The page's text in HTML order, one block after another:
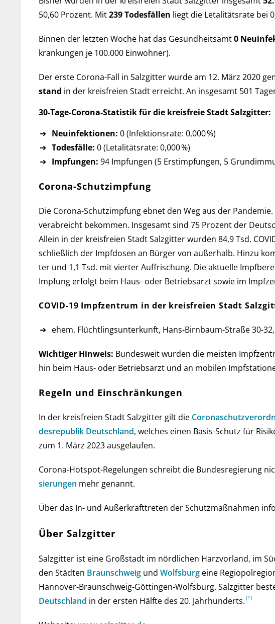
50,60 Pro­zent. Mit239 Todes­fällen liegt die Let­a­li­täts­rate bei
Binnen der letzten Woche hat das Ge­sund­heits­amt0
kran­kun­gen je 100.000 Ein­wohner).
Der erste Corona-Fall in Salzgitter wurde am 12. März 2020
stand in der kreis­freien Stadt er­reicht. An ins­ge­samt 501
30-Tage-Corona-Statistik für die kreis­freie Stadt Salzgitter:
Neuinfektionen: 0 (Infektionsrate: 0,000 %)
Todesfälle: 0 (Letalitätsrate: 0,000 %)
Impfungen: 94 Impfungen (5 Erst­imp­fun­gen, 5
Corona-Schutzimpfung
Die Corona-Schutzimpfung ebnet den Weg aus der
ver­ab­reicht be­kommen. Ins­ge­samt sind 75 Pro­zent der
Allein in der kreis­freien Stadt Salzgitter wur­den 84,9 Tsd.
schließ­lich der Impf­do­sen an Bür­ger von außerhalb. Hinzu
ter und 1,1 Tsd. mit vier­ter Auf­frischung. Die aktu­elle
Imp­fung er­folgt beim Haus- oder Betriebs­arzt so­wie im
COVID-19 Impfzentrum in der kreis­freien Stadt
ehem. Flüchtlingsunterkunft, Hans-Birnbaum-Straße 30-
Wichtiger Hinweis: Bundesweit wurden die meisten
hin beim Haus- oder Betriebs­arzt und an mobilen
Regeln und Einschränkungen
In der kreis­freien Stadt Salzgitter gilt die
des­re­pub­lik Deutsch­land, wel­ches einen Basis-Schutz für
zum 1. März 2023 ausgelaufen.
Corona-Hot­spot-Regelungen schreibt die Bun­des­re­gie­rung
sie­run­gen mehr genannt.
Über das In- und Außer­kraft­treten der Schutz­maß­nahmen
Über Salzgitter
Salzgitter ist eine Großstadt im nördlichen Harzvorland, im
den Städten Braunschweig und Wolfsburg eine
Hannover-Braunschweig-Göttingen-Wolfsburg. Salzgitter
Deutschland in der ersten Hälfte des 20. Jahrhunderts.